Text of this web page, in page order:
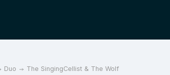
Duo The SingingCellist & The Wolf